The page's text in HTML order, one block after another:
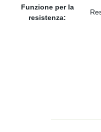
Funzione per la
resistenza: